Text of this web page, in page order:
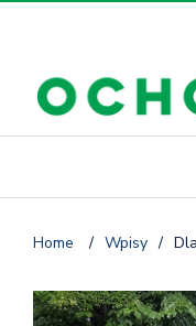
Home / Wpisy /